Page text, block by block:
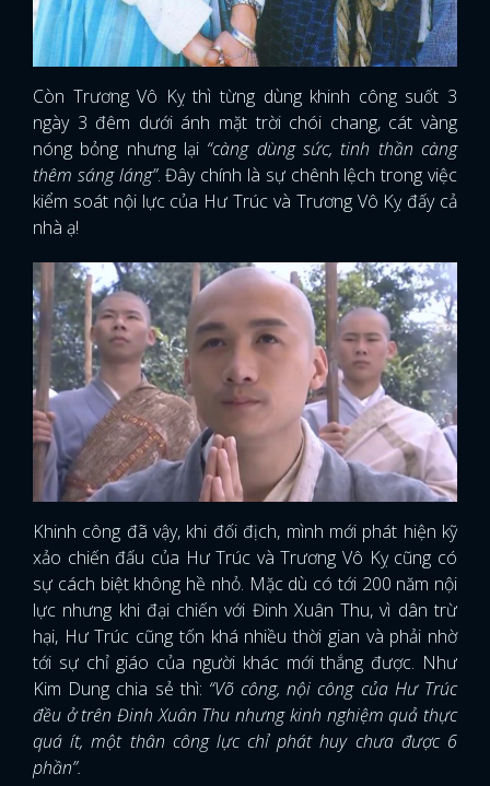
FACEBOOK GOOGLE
Còn Trương Vô Kỵ thì từng dùng khinh công suốt 3
ngày 3 đêm dưới ánh mặt trời chói chang, cát vàng
nóng bỏng nhưng lại “càng dùng sức, tinh thần càng
thêm sáng láng”. Đây chính là sự chênh lệch trong việc
kiểm soát nội lực của Hư Trúc và Trương Vô Kỵ đấy cả
nhà ạ!
Khinh công đã vậy, khi đối địch, mình mới phát hiện kỹ
xảo chiến đấu của Hư Trúc và Trương Vô Kỵ cũng có
sự cách biệt không hề nhỏ. Mặc dù có tới 200 năm nội
lực nhưng khi đại chiến với Đinh Xuân Thu, vì dân trừ
hại, Hư Trúc cũng tốn khá nhiều thời gian và phải nhờ
tới sự chỉ giáo của người khác mới thắng được. Như
Kim Dung chia sẻ thì: “Võ công, nội công của Hư Trúc
đều ở trên Đinh Xuân Thu nhưng kinh nghiệm quả thực
quá ít, một thân công lực chỉ phát huy chưa được 6
phần”.